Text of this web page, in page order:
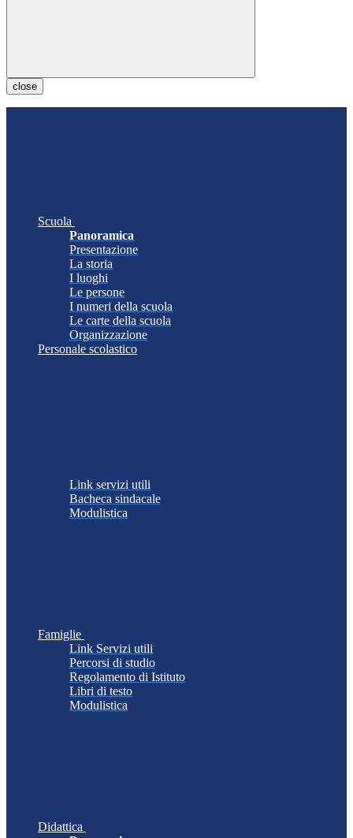
close
Scuola
Panoramica
Presentazione
La storia
I luoghi
Le persone
I numeri della scuola
Le carte della scuola
Organizzazione
Personale scolastico
Link servizi utili
Bacheca sindacale
Modulistica
Famiglie
Link Servizi utili
Percorsi di studio
Regolamento di Istituto
Libri di testo
Modulistica
Didattica